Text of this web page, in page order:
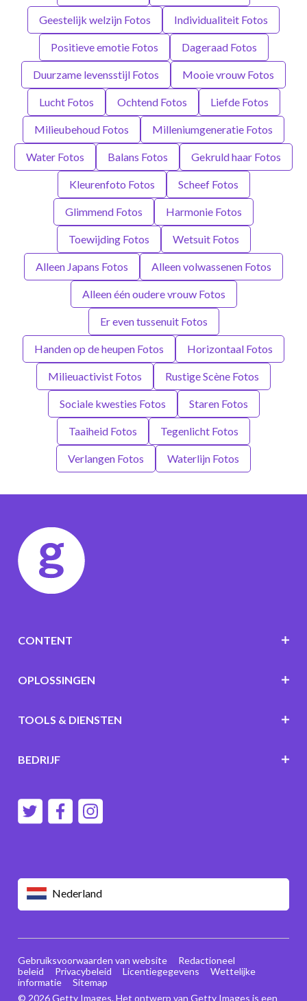
Geestelijk welzijn Fotos Individualiteit Fotos
Positieve emotie Fotos Dageraad Fotos
Duurzame levensstijl Fotos Mooie vrouw Fotos
Lucht Fotos Ochtend Fotos Liefde Fotos
Milieubehoud Fotos Milleniumgeneratie Fotos
Water Fotos Balans Fotos Gekruld haar Fotos
Kleurenfoto Fotos Scheef Fotos
Glimmend Fotos Harmonie Fotos
Toewijding Fotos Wetsuit Fotos
Alleen Japans Fotos Alleen volwassenen Fotos
Alleen één oudere vrouw Fotos
Er even tussenuit Fotos
Handen op de heupen Fotos Horizontaal Fotos
Milieuactivist Fotos Rustige Scène Fotos
Sociale kwesties Fotos Staren Fotos
Taaiheid Fotos Tegenlicht Fotos
Verlangen Fotos Waterlijn Fotos
Nederland
CONTENT
OPLOSSINGEN
TOOLS & DIENSTEN
BEDRIJF
© 2026 Getty Images. Het ontwerp van Getty Images is een
Gebruiksvoorwaarden van website
Redactioneel
beleid
Privacybeleid Licentiegegevens
Wettelijke
informatie
Sitemap